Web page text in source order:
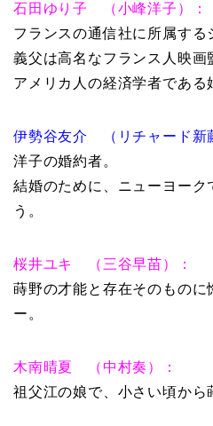
石田ゆり子 （小峰洋子）：
フランスの通信社に所属する
義父は高名なフランス人映画
アメリカ人の経済学者である
伊勢谷友介 （リチャード新
洋子の婚約者。
結婚のために、ニューヨーク
う。
桜井ユキ （三谷早苗）：
蒔野の才能と存在そのものに
ー。
木南晴夏 （中村奏）：
祖父江の娘で、小さい頃から